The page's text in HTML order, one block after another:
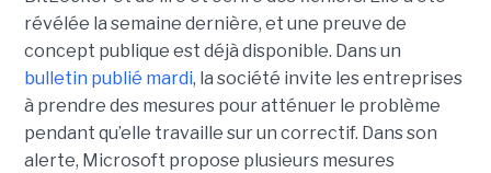
révélée la semaine dernière, et une preuve de
concept publique est déjà disponible. Dans un
bulletin publié mardi, la société invite les entreprises
à prendre des mesures pour atténuer le problème
pendant qu’elle travaille sur un correctif. Dans son
alerte, Microsoft propose plusieurs mesures